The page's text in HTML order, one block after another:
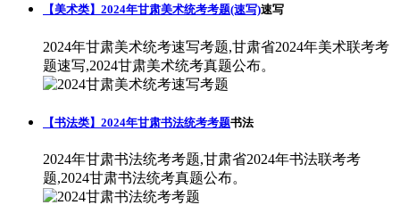
【美术类】2024年甘肃美术统考考题(速写)速写
2024年甘肃美术统考速写考题,甘肃省2024年美术联考考
题速写,2024甘肃美术统考真题公布。
【书法类】2024年甘肃书法统考考题书法
2024年甘肃书法统考考题,甘肃省2024年书法联考考
题,2024甘肃书法统考真题公布。